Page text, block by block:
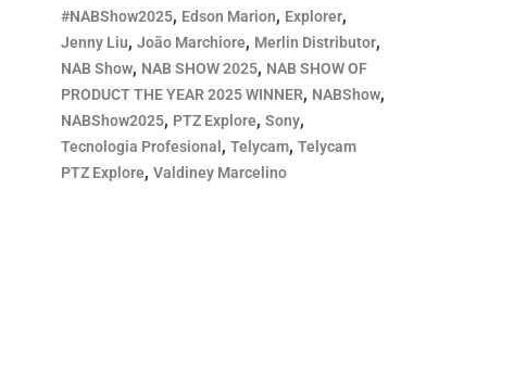
#NABShow2025, Edson Marion, Explorer,
Jenny Liu,João Marchiore, Merlin Distributor,
NAB Show, NAB SHOW 2025, NAB SHOW OF
PRODUCT THE YEAR 2025 WINNER, NABShow,
NABShow2025, PTZ Explore,Sony,
Tecnologia Profesional ,Telycam,Telycam
PTZ Explore,Valdiney Marcelino